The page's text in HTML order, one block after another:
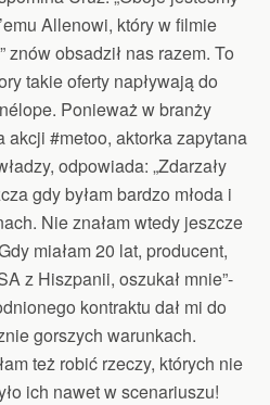
Allenowi, który w filmie
znów obsadził nas razem. To
takie oferty napływają do
Ponieważ w branży
#metoo, aktorka zapytana
odpowiada: „Zdarzały
gdy byłam bardzo młoda i
Nie znałam wtedy jeszcze
miałam 20 lat, producent,
z Hiszpanii, oszukał mnie”-
kontraktu dał mi do
gorszych warunkach.
też robić rzeczy, których nie
ich nawet w scenariuszu!